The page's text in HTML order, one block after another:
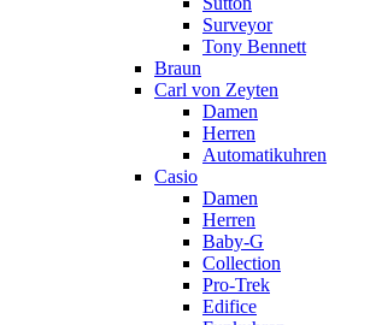
Surveyor
Tony Bennett
Braun
Carl von Zeyten
Damen
Herren
Automatikuhren
Casio
Damen
Herren
Baby-G
Collection
Pro-Trek
Edifice